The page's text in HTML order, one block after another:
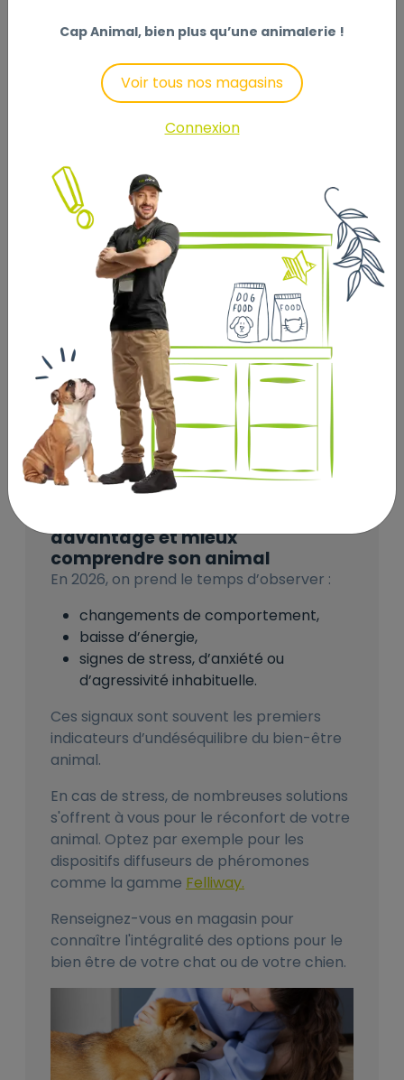
Résolution n°4 : Améliorer le
confort et l’environnement
Le bien-être passe aussi par le cadre de
À vérifier :
couchage adapté à la taille et à l’âge,
zone calme pour le repos,
gamelles propres et bien
positionnées,
accès permanent à une
eau fraîche.
Un simple ajustement peut avoir un
impact immédiat sur le confort de
l’animal.
davantage et mieux
comprendre son animal
En 2026, on prend le temps d’observer :
changements de comportement,
baisse d’énergie,
signes de stress, d’anxiété ou
d’agressivité inhabituelle.
Ces signaux sont souvent les premiers
indicateurs d’undéséquilibre du bien-être
animal.
En cas de stress, de nombreuses solutions
s'offrent à vous pour le réconfort de votre
animal. Optez par exemple pour les
dispositifs diffuseurs de phéromones
comme la gamme Felliway.
Renseignez-vous en magasin pour
connaître l'intégralité des options pour le
bien être de votre chat ou de votre chien.
Cap Animal, bien plus qu’une animalerie !
Voir tous nos magasins
Connexion